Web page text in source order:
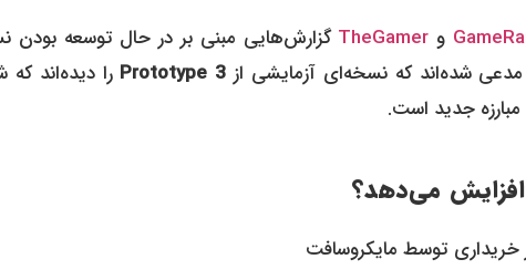
و TheGamer گزارش‌هایی مبنی بر در حال توسعه بودن
شده‌اند که نسخه‌ای آزمایشی از Prototype 3 را دیده‌اند که
جدید است.